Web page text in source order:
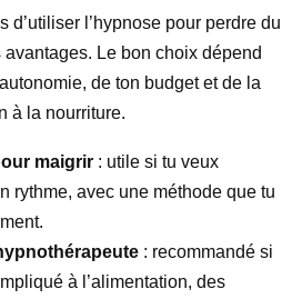
d’utiliser l’hypnose pour perdre du
Le bon choix dépend
de ton budget et de la
à la nourriture.
maigrir : utile si tu veux
rythme, avec une méthode que tu
: recommandé si
à l’alimentation, des